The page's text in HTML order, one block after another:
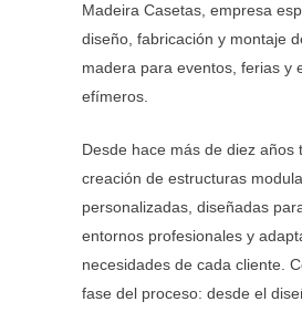
Madeira Casetas, empresa
diseño, fabricación y montaje
madera para eventos, ferias y
efímeros.
Desde hace más de diez años
creación de estructuras
personalizadas, diseñadas
entornos profesionales y
necesidades de cada cliente.
fase del proceso: desde el